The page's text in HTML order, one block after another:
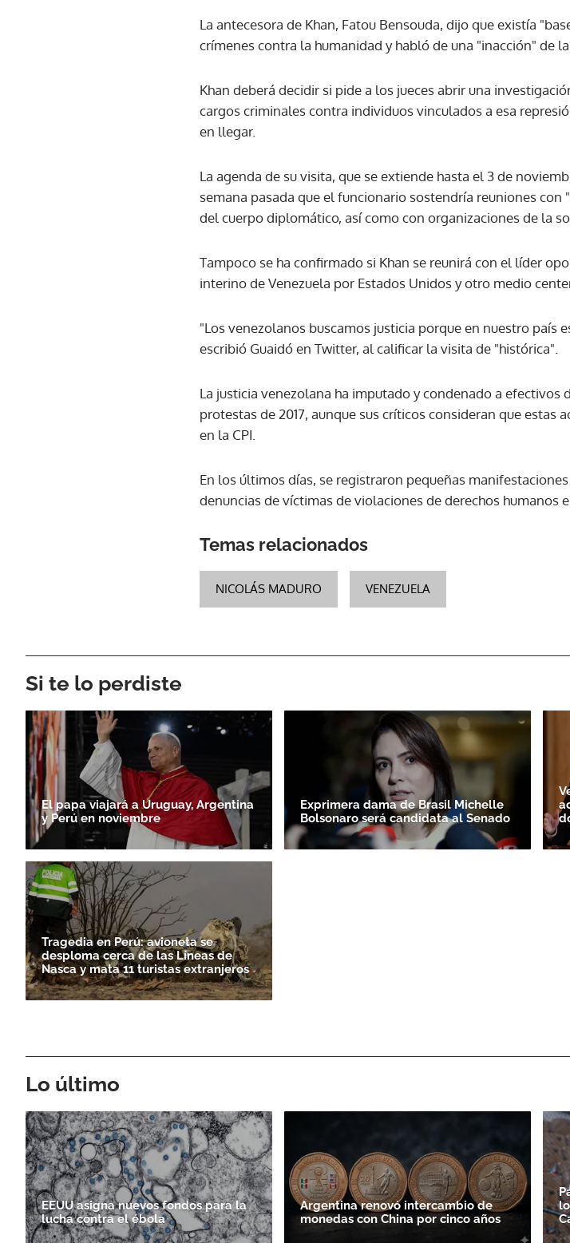
La antecesora de Khan, Fatou Bensouda, dijo que existía
crímenes contra la humanidad y habló de una "inacción" de
Khan deberá decidir si pide a los jueces abrir una
cargos criminales contra individuos vinculados a esa
en llegar.
La agenda de su visita, que se extiende hasta el 3 de
semana pasada que el funcionario sostendría reuniones
del cuerpo diplomático, así como con organizaciones de la
Tampoco se ha confirmado si Khan se reunirá con el líder
interino de Venezuela por Estados Unidos y otro medio
"Los venezolanos buscamos justicia porque en nuestro país
escribió Guaidó en Twitter, al calificar la visita de "histórica".
La justicia venezolana ha imputado y condenado a
protestas de 2017, aunque sus críticos consideran que
en la CPI.
En los últimos días, se registraron pequeñas
denuncias de víctimas de violaciones de derechos humanos
Temas relacionados
NICOLÁS MADURO VENEZUELA
Si te lo perdiste
El papa viajará a Uruguay, Argentina
y Perú en noviembre
Exprimera dama de Brasil Michelle
Bolsonaro será candidata al Senado
Tragedia en Perú: avioneta se
desploma cerca de las Líneas de
Nasca y mata 11 turistas extranjeros
Lo último
EEUU asigna nuevos fondos para la
lucha contra el ébola
Argentina renovó intercambio de
monedas con China por cinco años